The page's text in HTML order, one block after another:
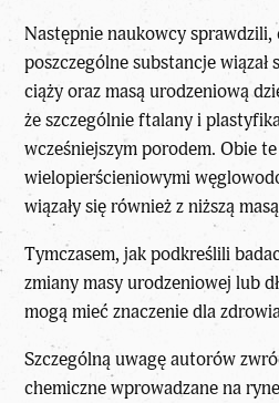
Następnie naukowcy sprawdzili,
poszczególne substancje wiązał
ciąży oraz masą urodzeniową
że szczególnie ftalany i
wcześniejszym porodem. Obie
wielopierścieniowymi
wiązały się również z niższą
Tymczasem, jak podkreślili
zmiany masy urodzeniowej lub
mogą mieć znaczenie dla
Szczególną uwagę autorów
chemiczne wprowadzane na